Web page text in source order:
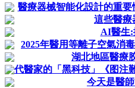
醫療器械智能化設計的重
這些醫療
AI醫生:
2025年醫用等離子空氣消
湖北地區醫療
代醫家的「黑科技」《图注
今天是醫